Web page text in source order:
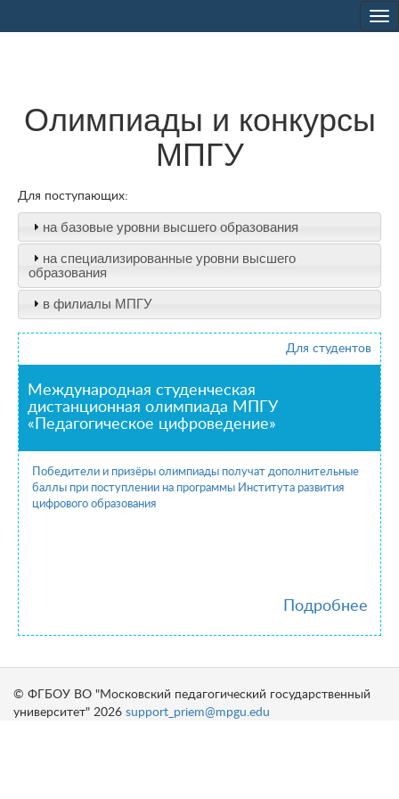
Олимпиады и конкурсы
МПГУ
Для поступающих:
на базовые уровни высшего образования
на специализированные уровни высшего
образования
в филиалы МПГУ
Для студентов
Международная студенческая
дистанционная олимпиада МПГУ
«Педагогическое цифроведение»
Победители и призёры олимпиады получат дополнительные
баллы при поступлении на программы Института развития
цифрового образования
Подробнее
© ФГБОУ ВО "Московский педагогический государственный
университет" 2026 support_priem@mpgu.edu